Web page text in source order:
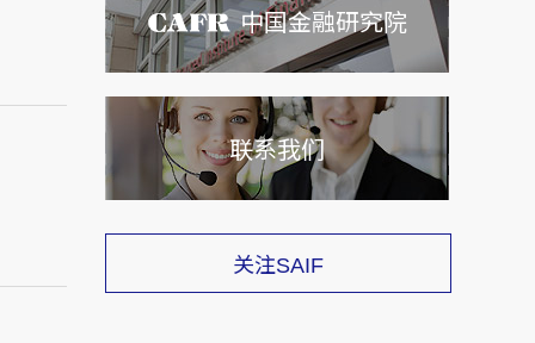
中国金融研究院
联系我们
关注SAIF